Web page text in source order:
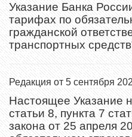
Указание Банка
тарифах по
гражданской
транспортных
Редакция от 5 сентября
Настоящее Указание
статьи 8, пункта 7
закона от 25 апреля